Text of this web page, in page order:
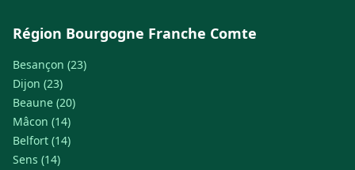
Région Bourgogne Franche Comte
Besançon (23)
Dijon (23)
Beaune (20)
Mâcon (14)
Belfort (14)
Sens (14)